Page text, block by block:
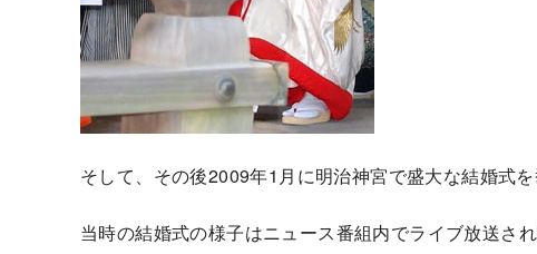
そして、その後2009年1月に明治神宮で盛大な結婚式を
当時の結婚式の様子はニュース番組内でライブ放送さ